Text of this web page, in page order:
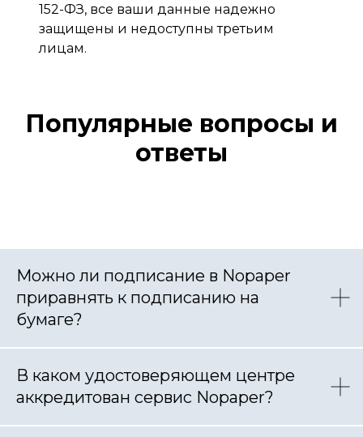
152-ФЗ, все ваши данные надежно
защищены и недоступны третьим
лицам.
Популярные вопросы и
ответы
Можно ли подписание в Nopaper
приравнять к подписанию на
бумаге?
В каком удостоверяющем центре
аккредитован сервис Nopaper?